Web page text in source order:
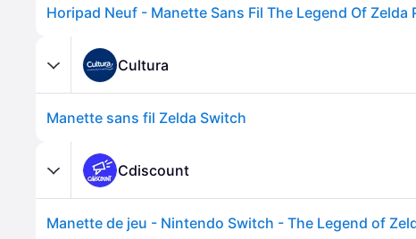
Cultura
Manette sans fil Zelda Switch
Cdiscount